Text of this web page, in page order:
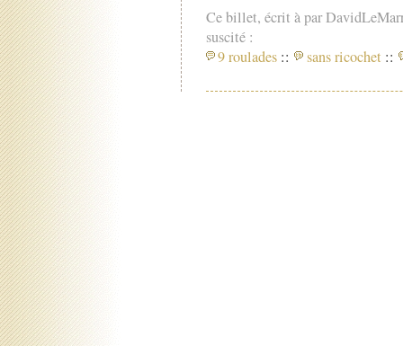
Ce billet, écrit à par
suscité :
9 roulades :: sans ricochet ::